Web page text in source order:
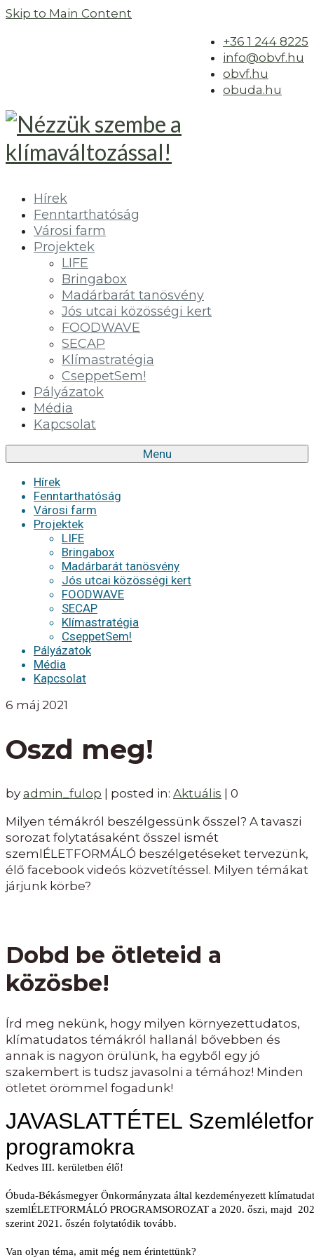
Skip to Main Content
+36 1 244 8225
info@obvf.hu
obvf.hu
obuda.hu
Hírek
Fenntarthatóság
Városi farm
Projektek
LIFE
Bringabox
Madárbarát tanösvény
Jós utcai közösségi kert
FOODWAVE
SECAP
Klímastratégia
CseppetSem!
Pályázatok
Média
Kapcsolat
Menu
Hírek
Fenntarthatóság
Városi farm
Projektek
LIFE
Bringabox
Madárbarát tanösvény
Jós utcai közösségi kert
FOODWAVE
SECAP
Klímastratégia
CseppetSem!
Pályázatok
Média
Kapcsolat
6 máj 2021
Oszd meg!
by admin_fulop posted in: Aktuális
0
Milyen témákról beszélgessünk ősszel? A tavaszi
sorozat folytatásaként ősszel ismét
szemlÉLETFORMÁLÓ beszélgetéseket tervezünk,
élő facebook videós közvetítéssel. Milyen témákat
járjunk körbe?
Dobd be ötleteid a
közösbe!
Írd meg nekünk, hogy milyen környezettudatos,
klímatudatos témákról hallanál bővebben és
annak is nagyon örülünk, ha egyből egy jó
szakembert is tudsz javasolni a témához! Minden
ötletet örömmel fogadunk!